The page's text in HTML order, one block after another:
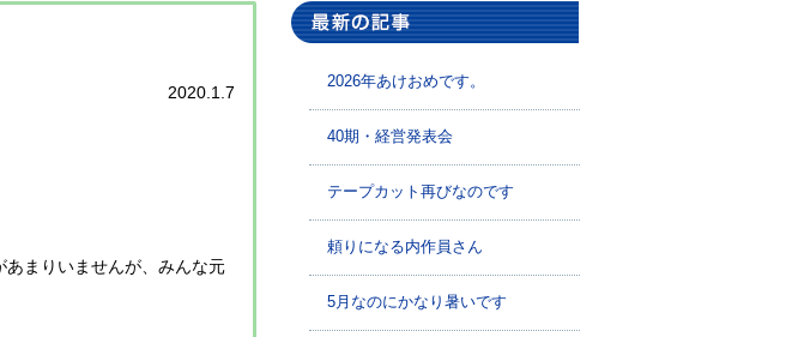
2020.1.7
まりいませんが、みんな元
2026年あけおめです。
40期・経営発表会
テープカット再びなのです
頼りになる内作員さん
5月なのにかなり暑いです